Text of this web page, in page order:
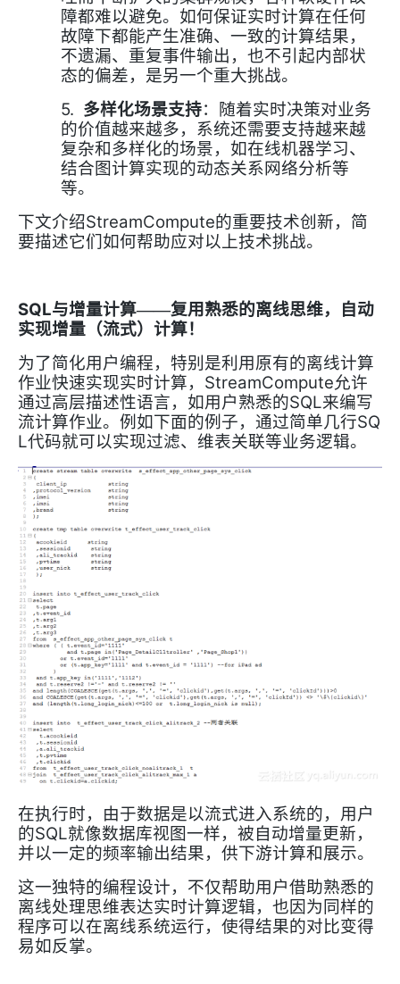
障都难以避免。如何保证实时计算在任何
故障下都能产生准确、一致的计算结果，
不遗漏、重复事件输出，也不引起内部状
态的偏差，是另一个重大挑战。
5. 多样化场景支持：随着实时决策对业务
的价值越来越多，系统还需要支持越来越
复杂和多样化的场景，如在线机器学习、
结合图计算实现的动态关系网络分析等
等。
下文介绍StreamCompute的重要技术创新，简
要描述它们如何帮助应对以上技术挑战。
SQL与增量计算——复用熟悉的离线思维，自动
实现增量（流式）计算！
为了简化用户编程，特别是利用原有的离线计算
作业快速实现实时计算， StreamCompute允许
通过高层描述性语言，如用户熟悉的SQL来编写
流计算作业。例如下面的例子，通过简单几行SQ
L代码就可以实现过滤、维表关联等业务逻辑。
在执行时，由于数据是以流式进入系统的，用户
的SQL就像数据库视图一样，被自动增量更新，
并以一定的频率输出结果，供下游计算和展示。
这一独特的编程设计，不仅帮助用户借助熟悉的
离线处理思维表达实时计算逻辑，也因为同样的
程序可以在离线系统运行，使得结果的对比变得
易如反掌。